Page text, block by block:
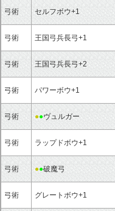
弓術 セルフボウ+1
弓術 王国弓兵長弓+1
弓術 王国弓兵長弓+2
弓術 パワーボウ+1
弓術 ●●ヴュルガー
弓術 ラップドボウ+1
弓術 ●●破魔弓
弓術 グレートボウ+1